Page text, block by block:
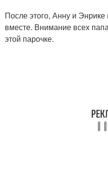
После этого, Анну и
вместе. Внимание всех
этой парочке.